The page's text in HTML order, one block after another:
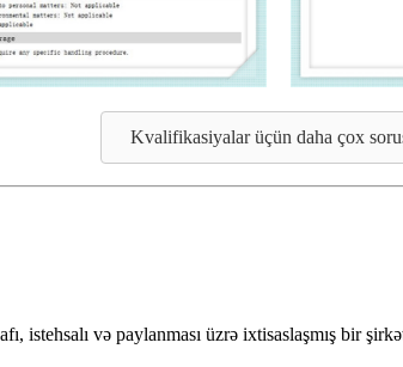
Kvalifikasiyalar üçün daha çox
istehsalı və paylanması üzrə ixtisaslaşmış bir